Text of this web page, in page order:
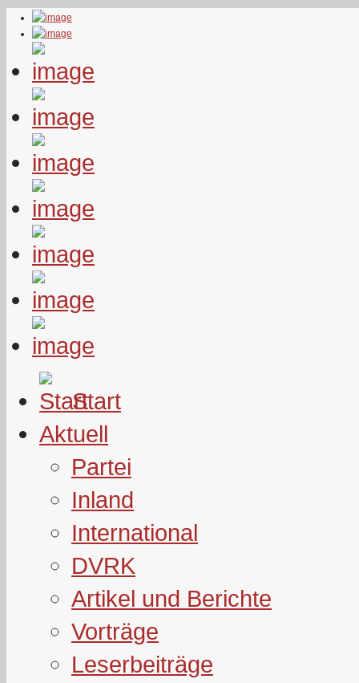
Start
Aktuell
Partei
Inland
International
DVRK
Artikel und Berichte
Vorträge
Leserbeiträge